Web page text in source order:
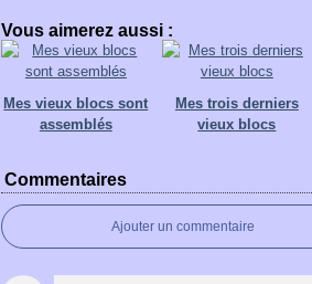
Vous aimerez aussi :
Mes vieux blocs sont
assemblés
Mes trois derniers
vieux blocs
Commentaires
Ajouter un commentaire